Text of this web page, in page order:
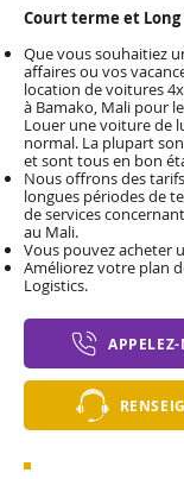
Court terme et
Que vous souhaitiez
affaires ou vos
location de voitures
à Bamako, Mali pour
Louer une voiture de
normal. La plupart
et sont tous en bon
Nous offrons des
longues périodes de
de services
au Mali.
Vous pouvez acheter
Améliorez votre plan
Logistics.